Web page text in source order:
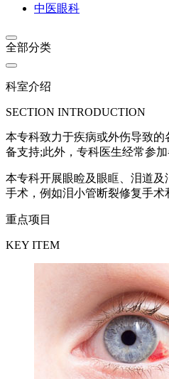
中医眼科
全部分类
科室介绍
SECTION INTRODUCTION
本专科致力于疾病或外伤导致
备支持;此外，专科医生经常参
本专科开展眼睑及眼眶、泪道
手术，例如泪小管断裂修复手术
重点项目
KEY ITEM